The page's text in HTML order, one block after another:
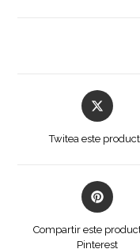
Opens
in
Twitea este
Opens
in
new
Compartir este
Pinterest